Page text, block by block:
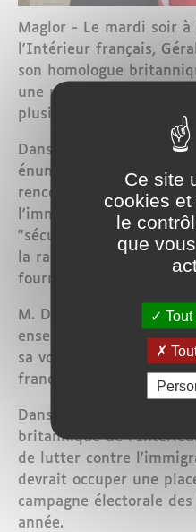
Maglor - Le mardi soir
l'Intérieur français,
son homologue
une réunion de travail
plusieurs sujets cruciaux.
Dans un message
énuméré les principaux
rencontre. Il a
l'immigration irrégulière
"sécurité des JO" et la
la radicalisation et la
fournir de commentaires
M. Darmanin a souligné
ensemble les nombreux
sa volonté de
franco-britannique.
Dans un communiqué,
britannique de
de lutter contre
devrait occuper une
campagne électorale
année.
Ce site
cookies
le
que